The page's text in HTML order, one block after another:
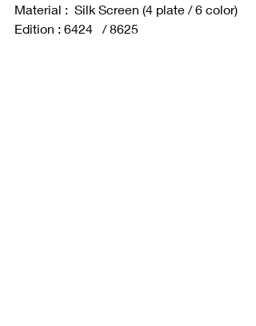
Material :  Silk Screen (4 plate / 6 color)
Edition : 6424   / 8625